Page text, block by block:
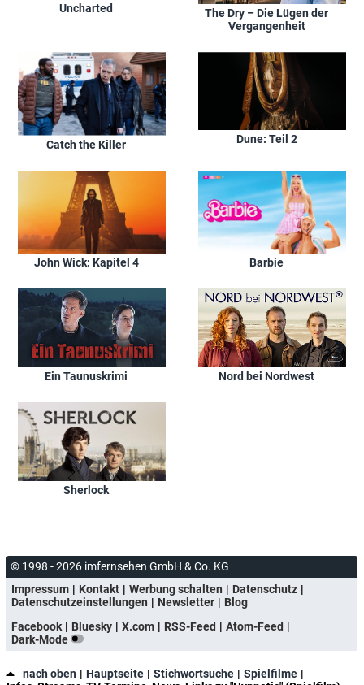
Uncharted
The Dry – Die Lügen der
Vergangenheit
Catch the Killer Dune: Teil 2
John Wick: Kapitel 4 Barbie
Ein Taunuskrimi Nord bei Nordwest
Sherlock
© 1998 - 2026 imfernsehen GmbH & Co. KG
Impressum
Kontakt Werbung schalten
Datenschutz
Datenschutzeinstellungen
Newsletter
Blog
Facebook
Bluesky X.com RSS-Feed
Atom-Feed
Dark-Mode
nach oben Hauptseite Stichwortsuche
Spielfilme